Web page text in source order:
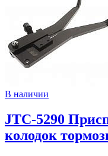
В наличии
JTC-5290
колодок